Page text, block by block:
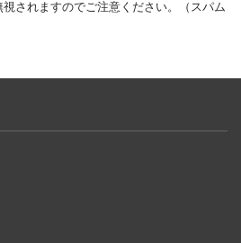
されますのでご注意ください。（スパム